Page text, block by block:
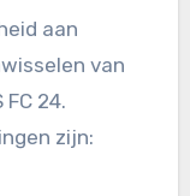
aan
van
24.
zijn: